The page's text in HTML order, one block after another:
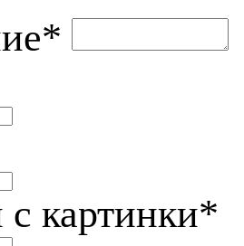
*
картинки*